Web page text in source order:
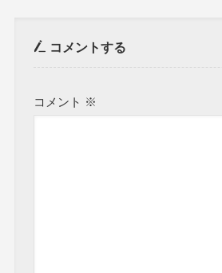
コメントする
コメント ※